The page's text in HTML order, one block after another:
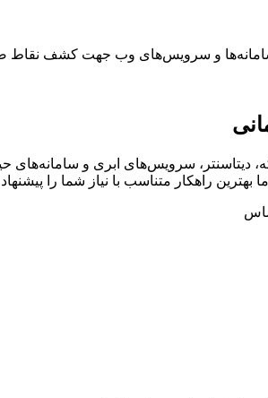
و سرویس‌های وب جهت کشف نقاط
دیتاسنتر، سرویس‌های ابری و سامانه‌های
راهکار متناسب با نیاز شما را